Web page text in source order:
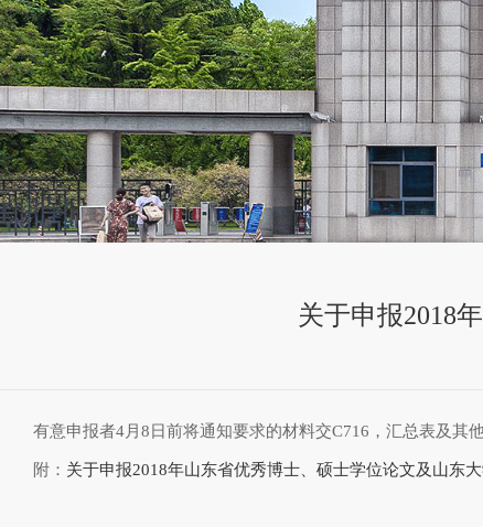
关于申报2018
有意申报者4月8日前将通知要求的材料交C716，汇总表及其
附： 关于申报2018年山东省优秀博士、硕士学位论文及山东